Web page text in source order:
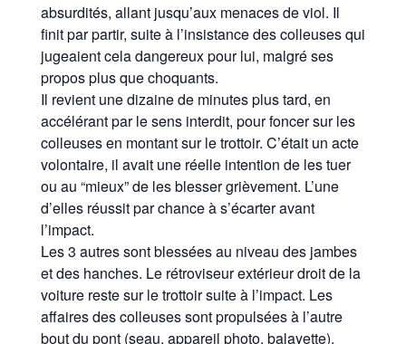
absurdités, allant jusqu’aux menaces de viol. Il
finit par partir, suite à l’insistance des colleuses qui
jugeaient cela dangereux pour lui, malgré ses
propos plus que choquants.
Il revient une dizaine de minutes plus tard, en
accélérant par le sens interdit, pour foncer sur les
colleuses en montant sur le trottoir. C’était un acte
volontaire, il avait une réelle intention de les tuer
ou au “mieux” de les blesser grièvement. L’une
d’elles réussit par chance à s’écarter avant
l’impact.
Les 3 autres sont blessées au niveau des jambes
et des hanches. Le rétroviseur extérieur droit de la
voiture reste sur le trottoir suite à l’impact. Les
affaires des colleuses sont propulsées à l’autre
bout du pont (seau, appareil photo, balayette).